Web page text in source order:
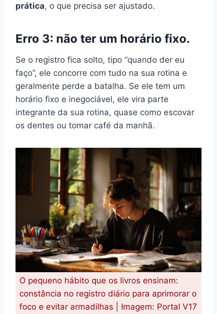
prática, o que precisa ser ajustado.
Erro 3: não ter um horário fixo.
Se o registro fica solto, tipo “quando der eu
faço”, ele concorre com tudo na sua rotina e
geralmente perde a batalha. Se ele tem um
horário fixo e inegociável, ele vira parte
integrante da sua rotina, quase como escovar
os dentes ou tomar café da manhã.
O pequeno hábito que os livros ensinam:
constância no registro diário para aprimorar o
foco e evitar armadilhas | Imagem: Portal V17